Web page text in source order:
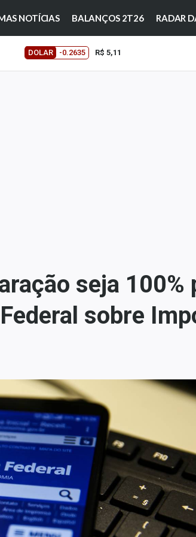
NOTÍCIAS BALANÇOS 2T26 RADAR
DOLAR -0.2635 R$ 5,11
seja
sobre